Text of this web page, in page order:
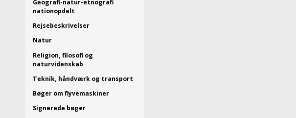
Geografi-natur-etnografi
nationopdelt
Rejsebeskrivelser
Natur
Religion, filosofi og
naturvidenskab
Teknik, håndværk og transport
Bøger om flyvemaskiner
Signerede bøger